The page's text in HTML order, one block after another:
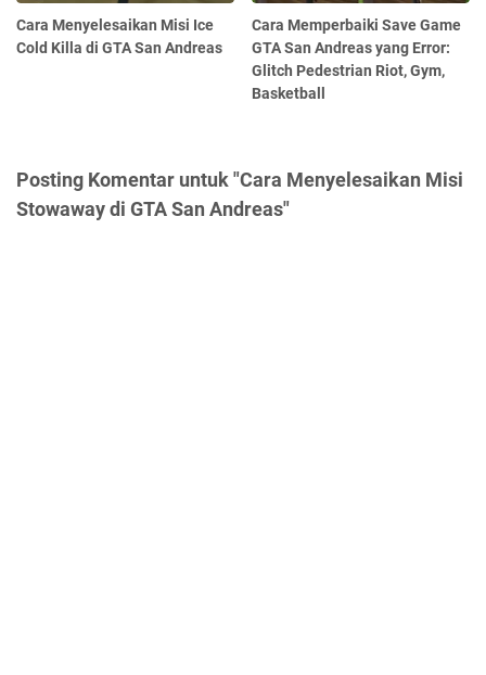
Cara Menyelesaikan Misi Ice
Cold Killa di GTA San Andreas
Cara Memperbaiki Save Game
GTA San Andreas yang Error:
Glitch Pedestrian Riot, Gym,
Basketball
Posting Komentar untuk "Cara Menyelesaikan Misi
Stowaway di GTA San Andreas"